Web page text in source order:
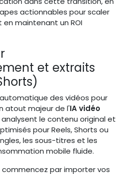
actionnables pour scaler
maintenant un ROI
et extraits
des vidéos pour
atout majeur de l'IA vidéo
analysent le contenu original et
pour Reels, Shorts ou
les sous-titres et les
mobile fluide.
par importer vos